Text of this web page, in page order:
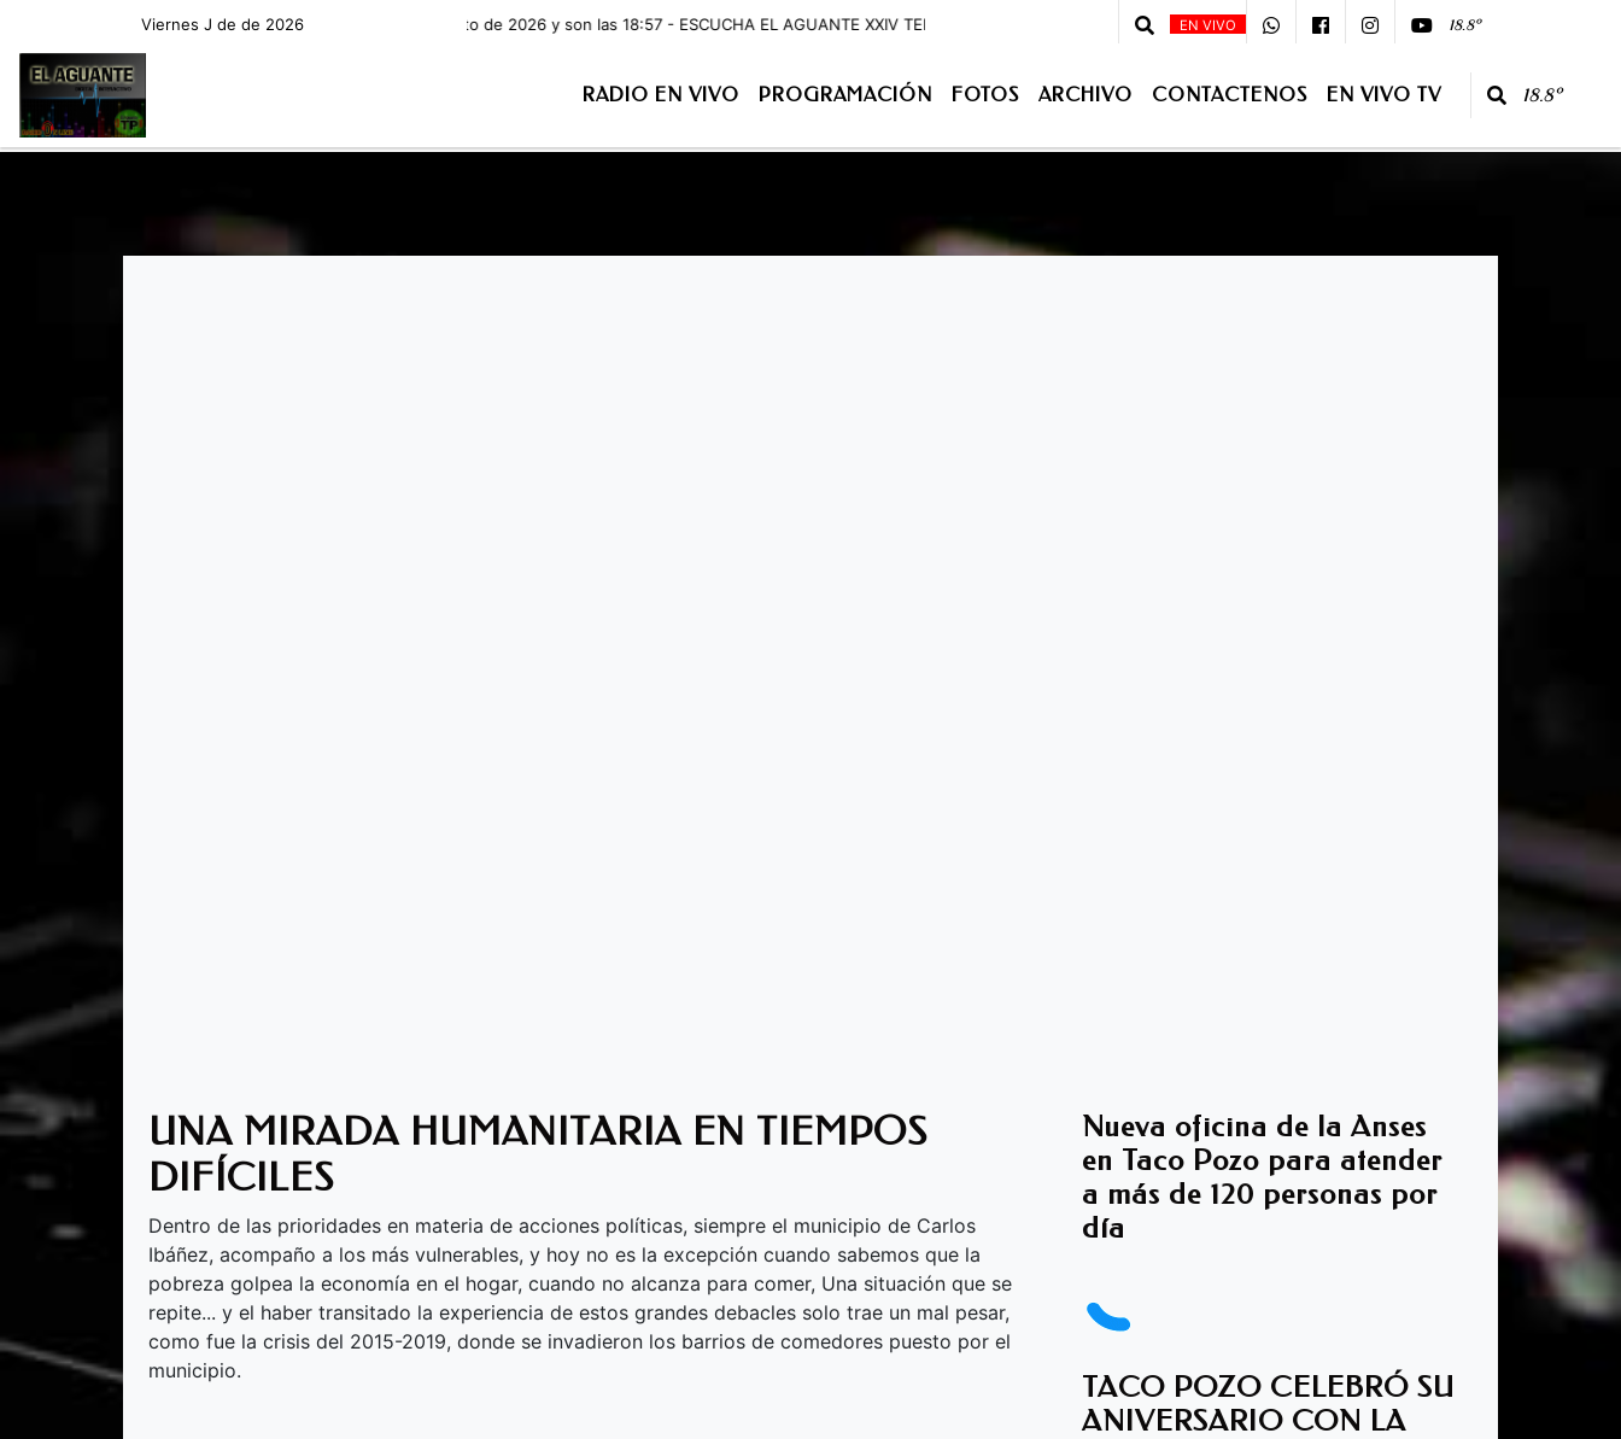
Viernes J de de 2026
Hoy es Viernes 7 de Agosto de 2026 y son las 18:57 - ESCUCHA EL AGUANTE XXIV TEMPORADA DE LUNES A VIERNES DESDE LA 07:00 - 08 :00 - Primera Edición - 10:00 - 13:00
EN VIVO 18.8º
PROGRAMACIÓN FOTOS ARCHIVO CONTACTENOS EN VIVO TV
RADIO EN VIVO PROGRAMACIÓN FOTOS ARCHIVO CONTACTENOS EN VIVO TV 18.8º
UNA MIRADA HUMANITARIA EN TIEMPOS
DIFÍCILES
Dentro de las prioridades en materia de acciones políticas, siempre el municipio de Carlos
Ibáñez, acompaño a los más vulnerables, y hoy no es la excepción cuando sabemos que la
pobreza golpea la economía en el hogar, cuando no alcanza para comer, Una situación que se
repite... y el haber transitado la experiencia de estos grandes debacles solo trae un mal pesar,
como fue la crisis del 2015-2019, donde se invadieron los barrios de comedores puesto por el
municipio.
Nueva oficina de la Anses
en Taco Pozo para atender
a más de 120 personas por
día
TACO POZO CELEBRÓ SU
ANIVERSARIO CON LA